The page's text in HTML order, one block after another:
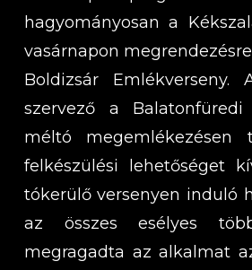
hagyományosan a
vasárnapon
Boldizsár
szervező a
méltó
felkészülési lehetőséget
tókerülő versenyen induló
az összes esélyes
megragadta az alkalmat